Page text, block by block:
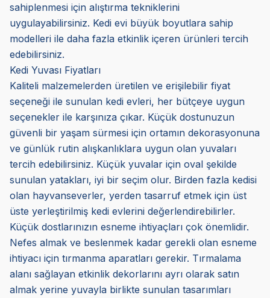
sahiplenmesi için alıştırma tekniklerini
uygulayabilirsiniz. Kedi evi büyük boyutlara sahip
modelleri ile daha fazla etkinlik içeren ürünleri tercih
edebilirsiniz.
Kedi Yuvası Fiyatları
Kaliteli malzemelerden üretilen ve erişilebilir fiyat
seçeneği ile sunulan kedi evleri, her bütçeye uygun
seçenekler ile karşınıza çıkar. Küçük dostunuzun
güvenli bir yaşam sürmesi için ortamın dekorasyonuna
ve günlük rutin alışkanlıklara uygun olan yuvaları
tercih edebilirsiniz. Küçük yuvalar için oval şekilde
sunulan yatakları, iyi bir seçim olur. Birden fazla kedisi
olan hayvanseverler, yerden tasarruf etmek için üst
üste yerleştirilmiş kedi evlerini değerlendirebilirler.
Küçük dostlarınızın esneme ihtiyaçları çok önemlidir.
Nefes almak ve beslenmek kadar gerekli olan esneme
ihtiyacı için tırmanma aparatları gerekir. Tırmalama
alanı sağlayan etkinlik dekorlarını ayrı olarak satın
almak yerine yuvayla birlikte sunulan tasarımları